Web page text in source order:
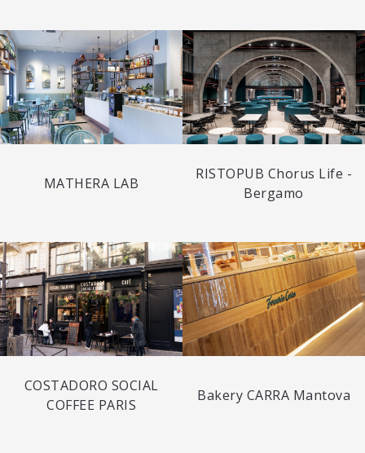
MATHERA LAB
RISTOPUB Chorus Life -
Bergamo
COSTADORO SOCIAL
COFFEE PARIS
Bakery CARRA Mantova